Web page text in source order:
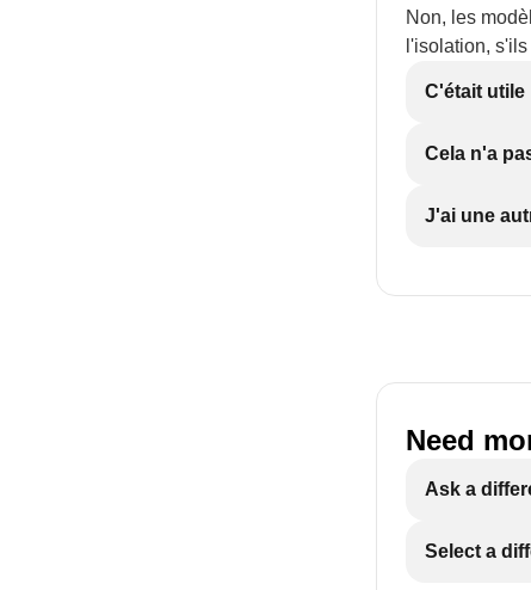
Non, les
l'isolation,
C'était utile
Cela n'a
J'ai une
Need
Ask a
Select a